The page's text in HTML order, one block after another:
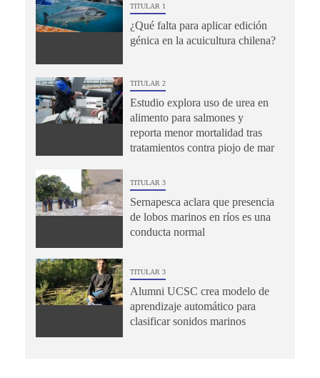
TITULAR 1
¿Qué falta para aplicar edición
génica en la acuicultura chilena?
TITULAR 2
Estudio explora uso de urea en
alimento para salmones y
reporta menor mortalidad tras
tratamientos contra piojo de mar
TITULAR 3
Sernapesca aclara que presencia
de lobos marinos en ríos es una
conducta normal
TITULAR 3
Alumni UCSC crea modelo de
aprendizaje automático para
clasificar sonidos marinos